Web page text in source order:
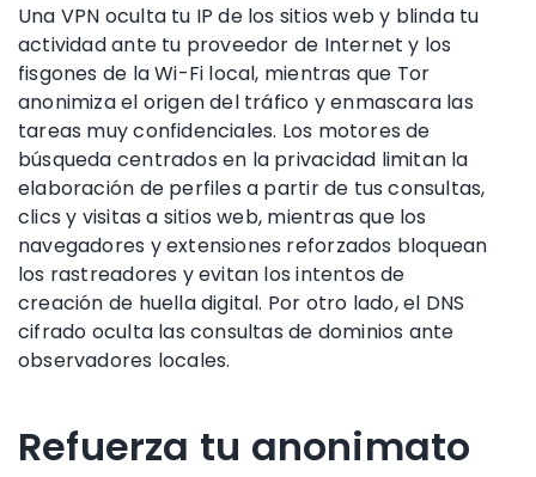
Una VPN oculta tu IP de los sitios web y blinda tu
actividad ante tu proveedor de Internet y los
fisgones de la Wi-Fi local, mientras que Tor
anonimiza el origen del tráfico y enmascara las
tareas muy confidenciales. Los motores de
búsqueda centrados en la privacidad limitan la
elaboración de perfiles a partir de tus consultas,
clics y visitas a sitios web, mientras que los
navegadores y extensiones reforzados bloquean
los rastreadores y evitan los intentos de
creación de huella digital. Por otro lado, el DNS
cifrado oculta las consultas de dominios ante
observadores locales.
Refuerza tu anonimato